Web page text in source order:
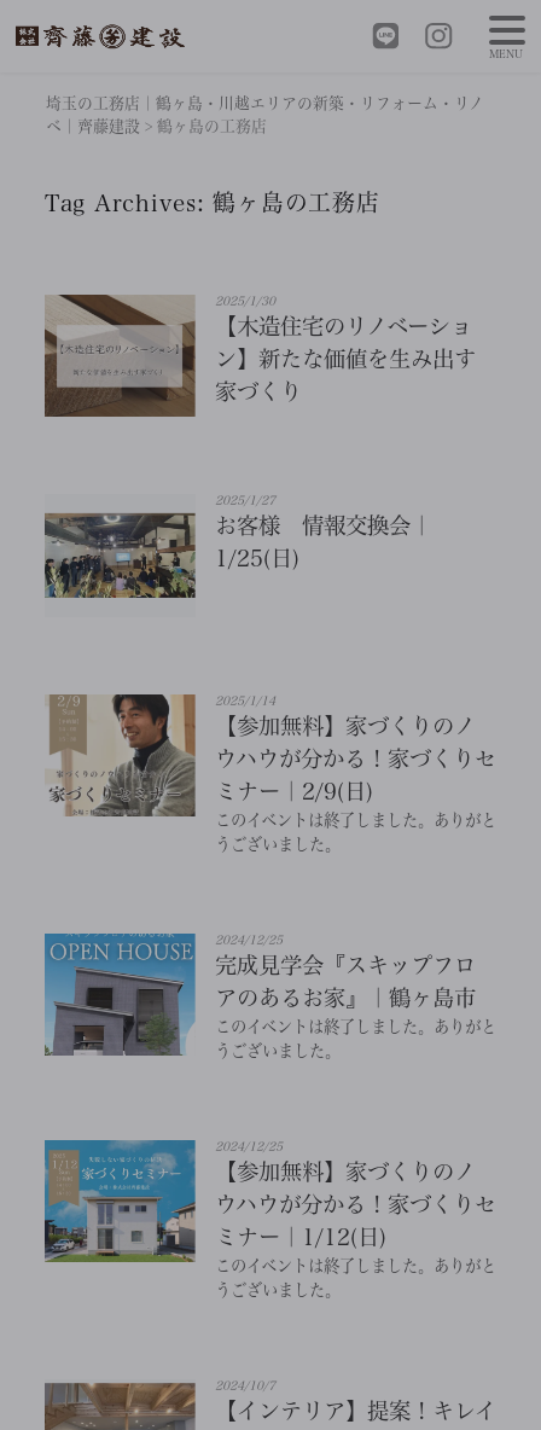
埼玉の工務店｜鶴ヶ島・川越エリアの新築・リフォーム・リノ
ベ｜齊藤建設 >鶴ヶ島の工務店
Tag Archives:鶴ヶ島の工務店
2025/1/30
【木造住宅のリノベーショ
ン】新たな価値を生み出す
家づくり
2025/1/27
お客様 情報交換会｜
1/25(日)
2025/1/14
【参加無料】家づくりのノ
ウハウが分かる！家づくりセ
ミナー｜2/9(日)
このイベントは終了しました。ありがと
うございました。
2024/12/25
完成見学会『スキップフロ
アのあるお家』｜鶴ヶ島市
このイベントは終了しました。ありがと
うございました。
2024/12/25
【参加無料】家づくりのノ
ウハウが分かる！家づくりセ
ミナー｜1/12(日)
このイベントは終了しました。ありがと
うございました。
2024/10/7
【インテリア】提案！キレイ
MENU